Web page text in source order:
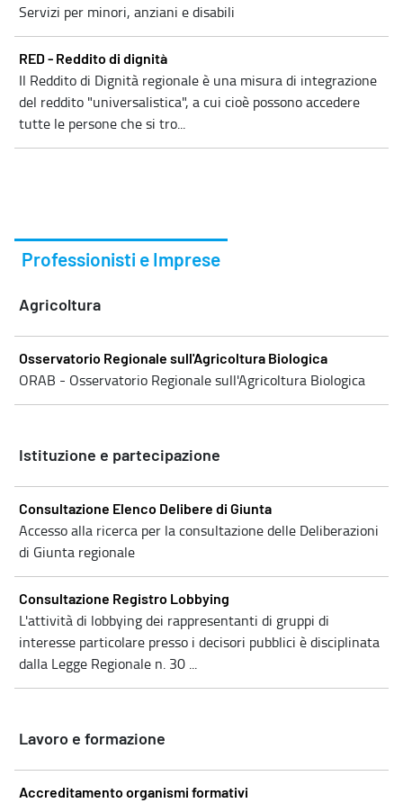
Servizi per minori, anziani e disabili
RED - Reddito di dignità
Il Reddito di Dignità regionale è una misura di integrazione
del reddito "universalistica", a cui cioè possono accedere
tutte le persone che si tro...
Professionisti e Imprese
Agricoltura
Osservatorio Regionale sull'Agricoltura Biologica
ORAB - Osservatorio Regionale sull'Agricoltura Biologica
Istituzione e partecipazione
Consultazione Elenco Delibere di Giunta
Accesso alla ricerca per la consultazione delle Deliberazioni
di Giunta regionale
Consultazione Registro Lobbying
L'attività di lobbying dei rappresentanti di gruppi di
interesse particolare presso i decisori pubblici è disciplinata
dalla Legge Regionale n. 30 ...
Lavoro e formazione
Accreditamento organismi formativi